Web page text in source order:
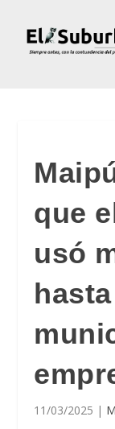
que
usó
11/03/2025 |